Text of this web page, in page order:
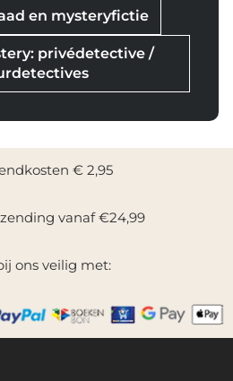
en mysteryfictie
privédetective /
€ 2,95
vanaf €24,99
ons veilig met: